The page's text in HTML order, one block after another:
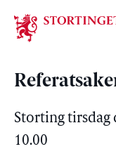
Stortinget.no
Storting tirsdag
10.00